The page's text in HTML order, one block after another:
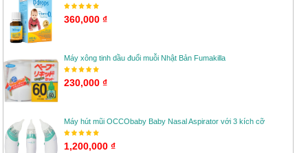
360,000 ₫
Máy xông tinh dầu đuổi muỗi Nhật Bản Fumakilla
230,000 ₫
Máy hút mũi OCCObaby Baby Nasal Aspirator với 3 kích cỡ
1,200,000 ₫